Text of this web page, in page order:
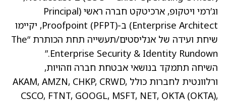
וג’רמי ויטקופ, ארכיטקט חברה ראשי (Principal
Enterprise Architect) ב-Proofpoint (PFPT), יקיימו
שיחת ועידה של אנליסטים/תעשייה תחת הכותרת “The
Enterprise Security & Identity Rundown.”
השיחה תתמקד בנושאי אבטחת חברה וזהויות,
ורלוונטית לחברות כולל AKAM, AMZN, CHKP, CRWD,
CSCO, FTNT, GOOGL, MSFT, NET, OKTA (OKTA),